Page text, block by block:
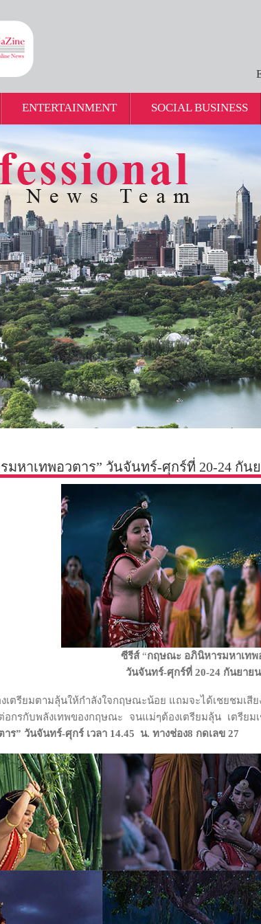
ENTERTAINMENT SOCIAL BUSINESS
หาเทพอวตาร” วันจันทร์-ศุกร์ที่ 20-24 กันย
ซีรีส์“กฤษณะ อภินิหารมหาเทพ
วันจันทร์-ศุกร์ที่ 20-24 กันยายน
ตรียมตามลุ้นให้กำลังใจกฤษณะน้อย แถมจะได้เชยชมเสี
กรกับพลังเทพของกฤษณะ จนแม่ๆต้องเตรียมลุ้น เตรีย
” วันจันทร์-ศุกร์ เวลา 14.45 น. ทางช่อง8 กดเลข 27